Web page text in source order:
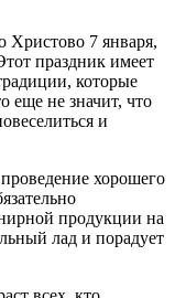
Христово 7 января,
праздник имеет
которые
еще не значит, что
и
хорошего
продукции на
лад и порадует